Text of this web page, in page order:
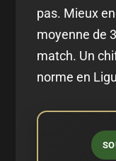
pas. Mieux
moyenne de
match. Un
norme en